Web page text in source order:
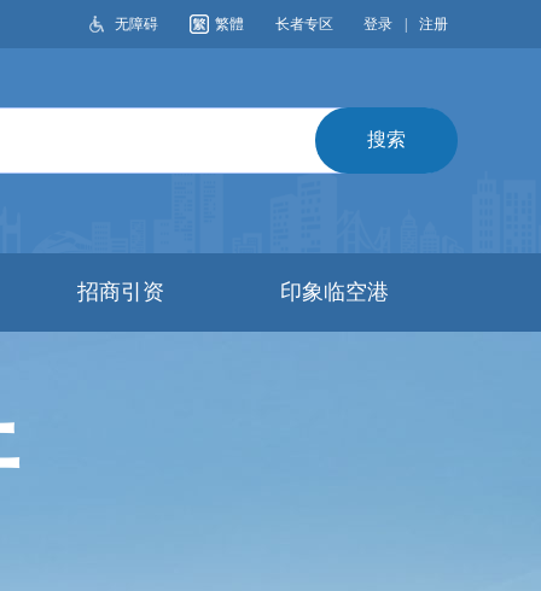
无障碍 繁體 长者专区 登录 注册
搜索
招商引资 印象临空港